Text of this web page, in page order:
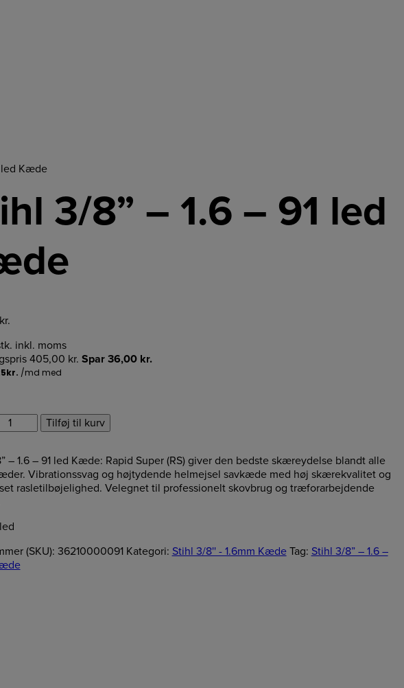
led Kæde
3/8” – 1.6 – 91 led
kr.
inkl. moms
405,00 kr. Spar 36,00 kr.
Tilføj til kurv
– 1.6 – 91 led Kæde: Rapid Super (RS) giver den bedste skæreydelse blandt alle
Vibrationssvag og højtydende helmejsel savkæde med høj skærekvalitet og
rasletilbøjelighed. Velegnet til professionelt skovbrug og træforarbejdende
(SKU): 36210000091 Kategori: Stihl 3/8'' - 1.6mm Kæde Tag: Stihl 3/8” – 1.6 –